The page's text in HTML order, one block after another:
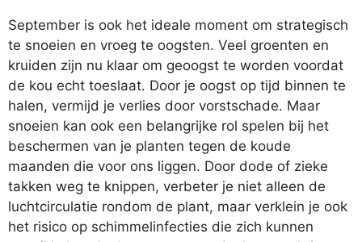
September is ook het ideale moment om strategisch
te snoeien en vroeg te oogsten. Veel groenten en
kruiden zijn nu klaar om geoogst te worden voordat
de kou echt toeslaat. Door je oogst op tijd binnen te
halen, vermijd je verlies door vorstschade. Maar
snoeien kan ook een belangrijke rol spelen bij het
beschermen van je planten tegen de koude
maanden die voor ons liggen. Door dode of zieke
takken weg te knippen, verbeter je niet alleen de
luchtcirculatie rondom de plant, maar verklein je ook
het risico op schimmelinfecties die zich kunnen